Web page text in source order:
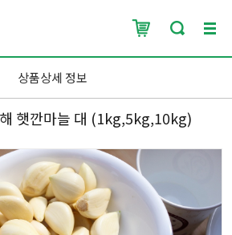
상품상세 정보
햇깐마늘 대 (1kg,5kg,10kg)